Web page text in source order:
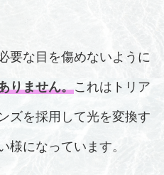
要な目を傷めないように
りません。これはトリア
ズを採用して光を変換す
様になっています。